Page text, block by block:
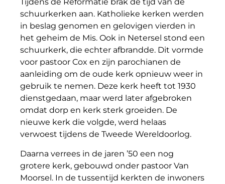
Tijdens de Reformatie brak de tijd van de
schuurkerken aan. Katholieke kerken werden
in beslag genomen en gelovigen vierden in
het geheim de Mis. Ook in Netersel stond een
schuurkerk, die echter afbrandde. Dit vormde
voor pastoor Cox en zijn parochianen de
aanleiding om de oude kerk opnieuw weer in
gebruik te nemen. Deze kerk heeft tot 1930
dienstgedaan, maar werd later afgebroken
omdat dorp en kerk sterk groeiden. De
nieuwe kerk die volgde, werd helaas
verwoest tijdens de Tweede Wereldoorlog.
Daarna verrees in de jaren ’50 een nog
grotere kerk, gebouwd onder pastoor Van
Moorsel. In de tussentijd kerkten de inwoners